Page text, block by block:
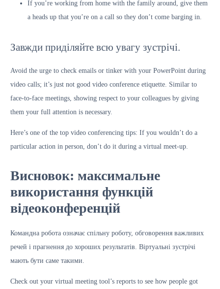
If you’re working from home with the family around, give them
a heads up that you’re on a call so they don’t come barging in.
Завжди приділяйте всю увагу зустрічі.
Avoid the urge to check emails or tinker with your PowerPoint during
video calls; it’s just not good video conference etiquette. Similar to
face-to-face meetings, showing respect to your colleagues by giving
them your full attention is necessary.
Here’s one of the top video conferencing tips: If you wouldn’t do a
particular action in person, don’t do it during a virtual meet-up.
Висновок: максимальне
використання функцій
відеоконференцій
Командна робота означає спільну роботу, обговорення важливих
речей і прагнення до хороших результатів. Віртуальні зустрічі
мають бути саме такими.
Check out your virtual meeting tool’s reports to see how people got